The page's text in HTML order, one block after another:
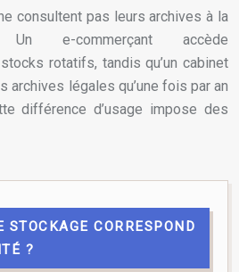
consultent pas leurs archives à la
e-commerçant accède
rotatifs, tandis qu’un cabinet
archives légales qu’une fois par an
différence d’usage impose des
STOCKAGE CORRESPOND
?